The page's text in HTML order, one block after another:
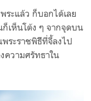
ระแล้ว ก็บอกได้เลย
เห็นโต้ง ๆ จากจุดบน
พระราชพิธีีที่จี้ลงไป
ความศรัทธาใน